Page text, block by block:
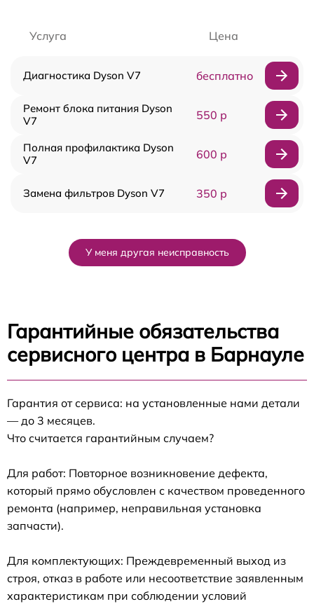
Услуга Цена
Диагностика Dyson V7 бесплатно
Ремонт блока питания Dyson
V7
550 р
Полная профилактика Dyson
V7
600 р
Замена фильтров Dyson V7 350 р
У меня другая неисправность
Гарантийные обязательства
сервисного центра в Барнауле
Гарантия от сервиса: на установленные нами детали
— до 3 месяцев.
Что считается гарантийным случаем?
Для работ: Повторное возникновение дефекта,
который прямо обусловлен с качеством проведенного
ремонта (например, неправильная установка
запчасти).
Для комплектующих: Преждевременный выход из
строя, отказ в работе или несоответствие заявленным
характеристикам при соблюдении условий